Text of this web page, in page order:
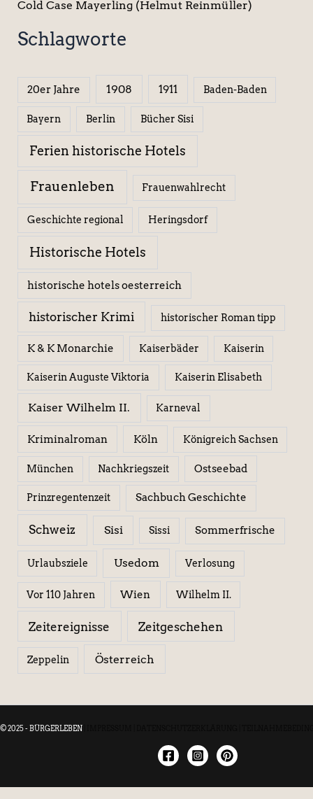
Cold Case Mayerling (Helmut Reinmüller)
Schlagworte
20er Jahre 1908 1911 Baden-Baden
Bayern Berlin Bücher Sisi
Ferien historische Hotels
Frauenleben Frauenwahlrecht
Geschichte regional Heringsdorf
Historische Hotels
historische hotels oesterreich
historischer Krimi historischer Roman tipp
K & K Monarchie Kaiserbäder Kaiserin
Kaiserin Auguste Viktoria Kaiserin Elisabeth
Kaiser Wilhelm II. Karneval
Kriminalroman Köln Königreich Sachsen
München Nachkriegszeit Ostseebad
Prinzregentenzeit Sachbuch Geschichte
Schweiz Sisi Sissi Sommerfrische
Urlaubsziele Usedom Verlosung
Vor 110 Jahren Wien Wilhelm II.
Zeitereignisse Zeitgeschehen
Zeppelin Österreich
© 2025 - BÜRGERLEBEN